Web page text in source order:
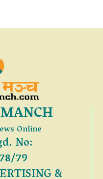
Online
No:
79